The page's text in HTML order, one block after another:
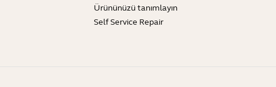
Ürününüzü tanımlayın
Self Service Repair